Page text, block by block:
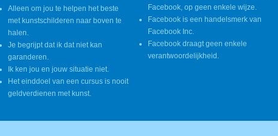
Alleen om jou te helpen het beste
met kunstschilderen naar boven te
halen.
Je begrijpt dat ik dat niet kan
garanderen.
Ik ken jou en jouw situatie niet.
Het einddoel van een cursus is nooit
geldverdienen met kunst.
Facebook, op geen enkele wijze.
Facebook is een handelsmerk van
Facebook Inc.
Facebook draagt geen enkele
verantwoordelijkheid.